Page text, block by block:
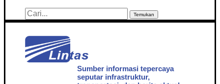
Temukan
Sumber informasi tepercaya
seputar infrastruktur,